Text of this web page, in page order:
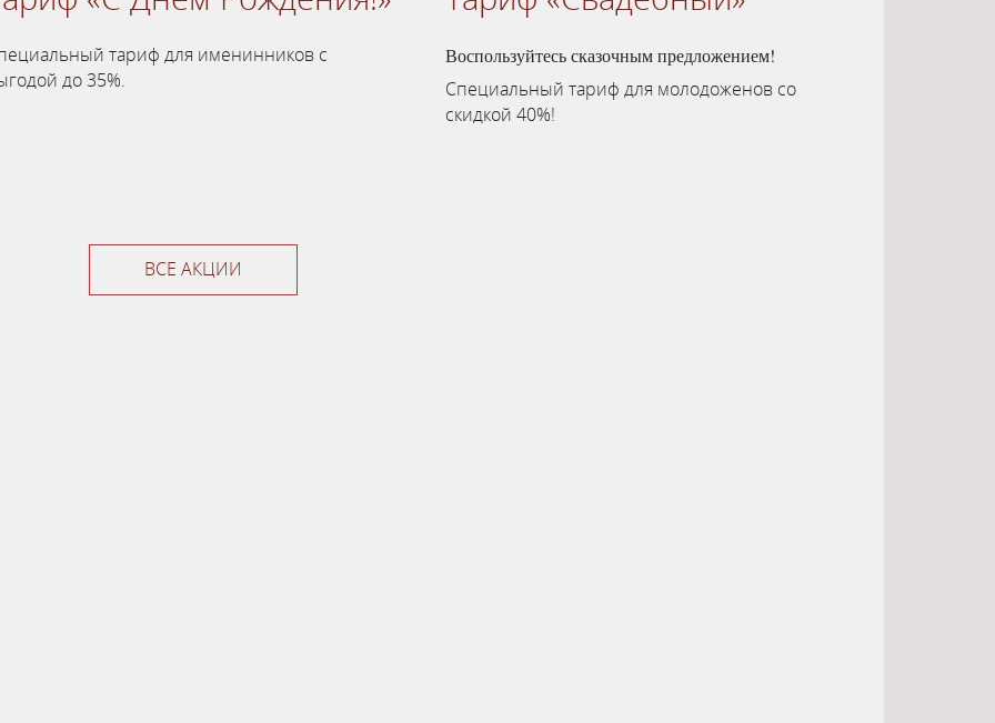
тариф для именинников с
до 35%.
Воспользуйтесь сказочным предложением!
Специальный тариф для молодоженов со
скидкой 40%!
ВСЕ АКЦИИ